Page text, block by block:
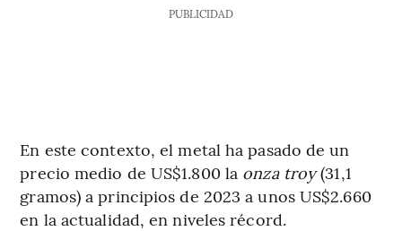
PUBLICIDAD
En este contexto, el metal ha pasado de un
precio medio de US$1.800 la onza troy(31,1
gramos) a principios de 2023 a unos US$2.660
en la actualidad, en niveles récord.